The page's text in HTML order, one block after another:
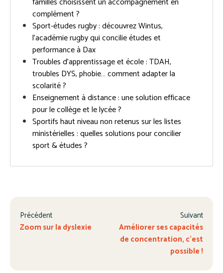
complément ?
Sport-études rugby : découvrez Wintus,
l’académie rugby qui concilie études et
performance à Dax
Troubles d’apprentissage et école : TDAH,
troubles DYS, phobie… comment adapter la
scolarité ?
Enseignement à distance : une solution efficace
pour le collège et le lycée ?
Sportifs haut niveau non retenus sur les listes
ministérielles : quelles solutions pour concilier
sport & études ?
Précédent
Zoom sur la dyslexie
Suivant
Améliorer ses capacités
de concentration, c’est
possible !